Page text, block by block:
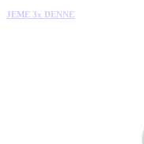
JEME 3x DENNE